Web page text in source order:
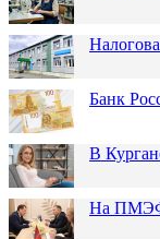
Банк
В
На ПМЭФ